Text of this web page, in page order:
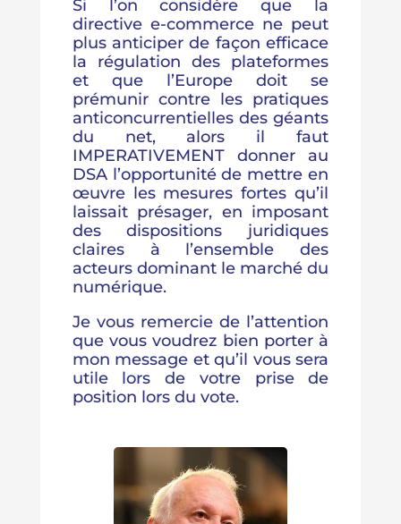
Si l’on considère que la
directive e-commerce ne peut
plus anticiper de façon efficace
la régulation des plateformes
et que l’Europe doit se
prémunir contre les pratiques
anticoncurrentielles des géants
du net, alors il faut
IMPERATIVEMENT donner au
DSA l’opportunité de mettre en
œuvre les mesures fortes qu’il
laissait présager, en imposant
des dispositions juridiques
claires à l’ensemble des
acteurs dominant le marché du
numérique.
Je vous remercie de l’attention
que vous voudrez bien porter à
mon message et qu’il vous sera
utile lors de votre prise de
position lors du vote.